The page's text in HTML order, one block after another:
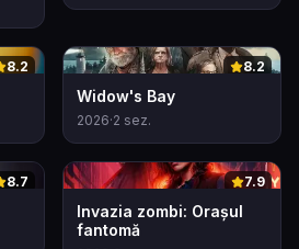
8.2 0 8.2
Widow's Bay
2026·2 sez.
8.7 0 7.9
Invazia zombi: Orașul
fantomă